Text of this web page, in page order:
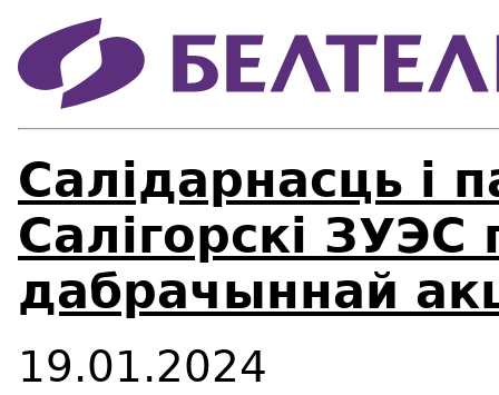
Салідарнасць і
Салігорскі
дабрачыннай
19.01.2024